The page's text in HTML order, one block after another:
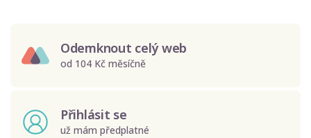
Odemknout celý web
od 104 Kč měsíčně
Přihlásit se
už mám předplatné